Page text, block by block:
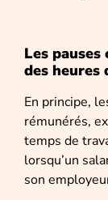
Les
des heures
En principe,
rémunérés,
temps de
lorsqu’un
son